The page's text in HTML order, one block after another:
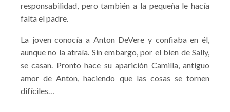
responsabilidad, pero también a la pequeña le hacía
falta el padre.
La joven conocía a Anton DeVere y confiaba en él,
aunque no la atraía. Sin embargo, por el bien de Sally,
se casan. Pronto hace su aparición Camilla, antiguo
amor de Anton, haciendo que las cosas se tornen
difíciles…